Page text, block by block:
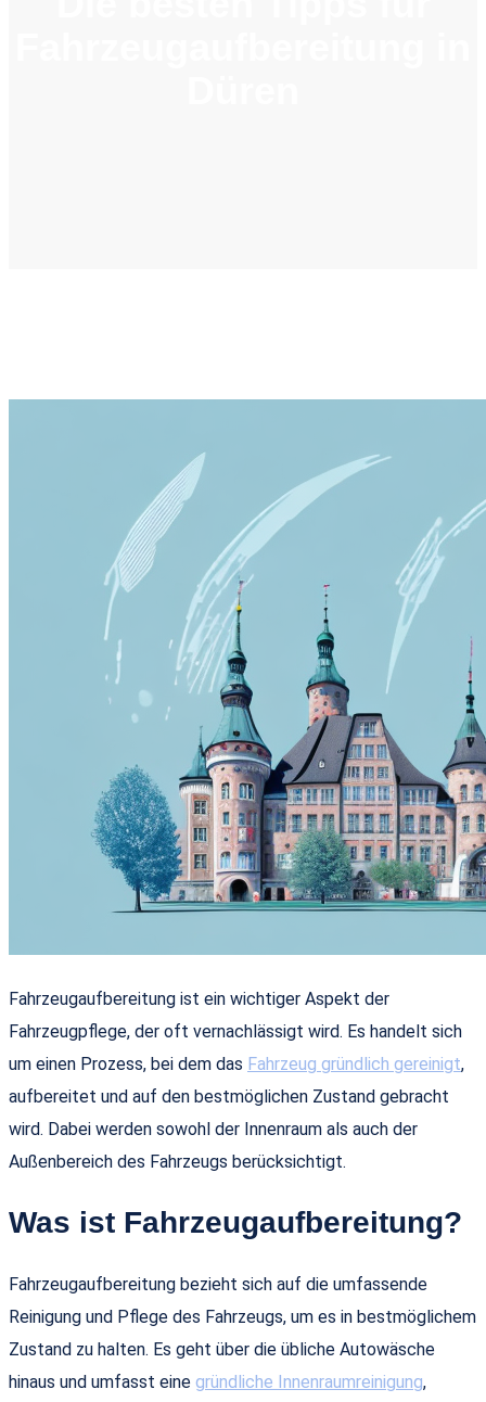
Fahrzeugaufbereitung ist ein wichtiger Aspekt der
Fahrzeugpflege, der oft vernachlässigt wird. Es handelt sich
um einen Prozess, bei dem das Fahrzeug gründlich gereinigt,
aufbereitet und auf den bestmöglichen Zustand gebracht
wird. Dabei werden sowohl der Innenraum als auch der
Außenbereich des Fahrzeugs berücksichtigt.
Was ist Fahrzeugaufbereitung?
Fahrzeugaufbereitung bezieht sich auf die umfassende
Reinigung und Pflege des Fahrzeugs, um es in bestmöglichem
Zustand zu halten. Es geht über die übliche Autowäsche
hinaus und umfasst eine gründliche Innenraumreinigung,